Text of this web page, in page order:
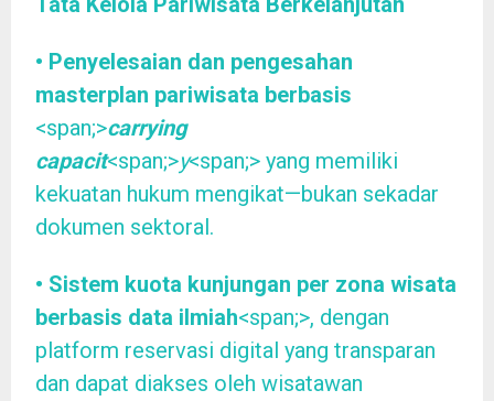
• Penyelesaian dan pengesahan
masterplan pariwisata berbasis
<span;>carrying
capacit<span;>y<span;> yang memiliki
kekuatan hukum mengikat—bukan sekadar
dokumen sektoral.
• Sistem kuota kunjungan per zona wisata
berbasis data ilmiah<span;>, dengan
platform reservasi digital yang transparan
dan dapat diakses oleh wisatawan